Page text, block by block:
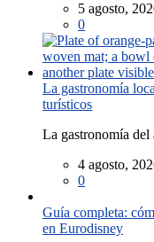
5 agosto,
0
La gastronomía
turísticos
La gastronomía del
4 agosto,
0
Guía completa:
en Eurodisney